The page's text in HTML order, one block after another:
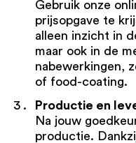
Gebruik onze
prijsopgave te
alleen inzicht in
maar ook in de
nabewerkingen,
of food-coating.
Productie en
Na jouw
productie.